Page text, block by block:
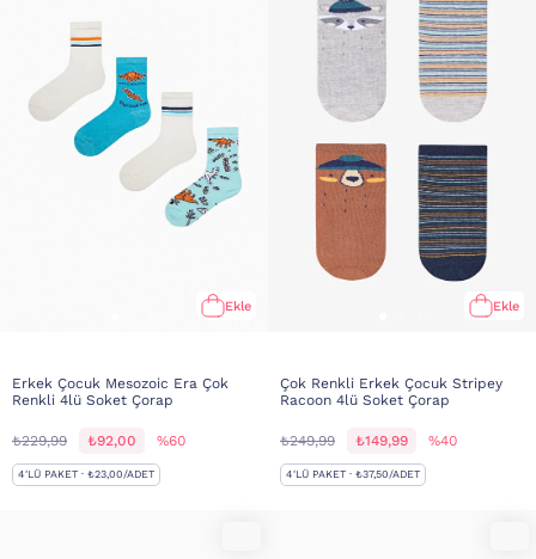
Ekle
Erkek Çocuk Mesozoic Era Çok
Renkli 4lü Soket Çorap
₺229,99 ₺92,00 %60
4'LÜ PAKET · ₺23,00/ADET
Ekle
Çok Renkli Erkek Çocuk Stripey
Racoon 4lü Soket Çorap
₺249,99 ₺149,99 %40
4'LÜ PAKET · ₺37,50/ADET